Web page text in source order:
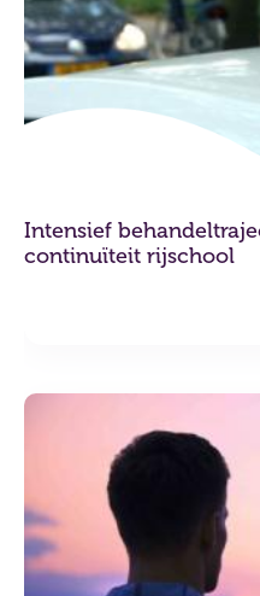
Intensief
continuïteit rijschool